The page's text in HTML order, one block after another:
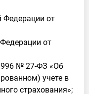
Федерации от
от
№ 27-ФЗ «Об
учете в
страхования»;